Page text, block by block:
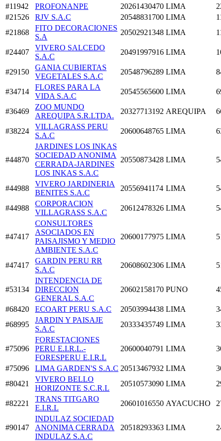
#11942 PROFONANPE 20261430470 LIMA
#21526
RJV S.A.C 20548831700 LIMA
#21868
FITO DECORACIONES
S.A
20502921348 LIMA
#24407
VIVERO SALCEDO
S.A.C
20491997916 LIMA
#29150
GANIA CUBIERTAS
VEGETALES S.A.C
20548796289 LIMA
#34714
FLORES PARA LA
VIDA S.A.C
20545565600 LIMA
#36469
ZOO MUNDO
AREQUIPA S.R.LTDA.
20327713192 AREQUIPA
#38224
VILLAGRASS PERU
S.A.C
20600648765 LIMA
#44870
JARDINES LOS INKAS
SOCIEDAD ANONIMA
CERRADA-JARDINES
LOS INKAS S.A.C
20550873428 LIMA
#44988
VIVERO JARDINERIA
BENITES S.A.C
20556941174 LIMA
#44988
CORPORACION
VILLAGRASS S.A.C
20612478326 LIMA
#47417
CONSULTORES
ASOCIADOS EN
PAISAJISMO Y MEDIO
AMBIENTE S.A.C
20600177975 LIMA
#47417
GARDIN PERU RR
S.A.C
20608602306 LIMA
#53134
INTENDENCIA DE
DIRECCION
GENERAL S.A.C
20602158170 PUNO
#68420 ECOART PERU S.A.C 20503994438 LIMA
#68995
JARDIN Y PAISAJE
S.A.C
20333435749 LIMA
#75096
FORESTACIONES
PERU E.I.R.L.-
FORESPERU E.I.R.L
20600040791 LIMA
#75096 LIMA GARDEN'S S.A.C 20513467932 LIMA
#80421
VIVERO BELLO
HORIZONTE S.C.R.L
20510573090 LIMA
#82221
TRANS TITGARO
E.I.R.L
20601016550 AYACUCHO
#90147
INDULAZ SOCIEDAD
ANONIMA CERRADA
INDULAZ S.A.C
20518293363 LIMA